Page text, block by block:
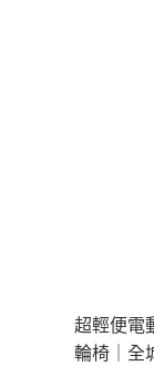
超輕便電
輪椅｜全